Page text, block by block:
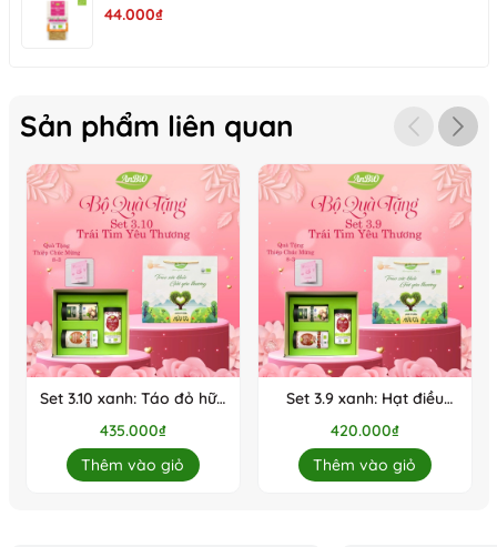
44.000₫
Sản phẩm liên quan
Set 3.10 xanh: Táo đỏ hữu
rang muối không vỏ hữu
cơ
435.000₫
Thêm vào giỏ
Set 3.9 xanh: Hạt điều
Táo đỏ hữu cơ, Macca
mộc
420.000₫
Thêm vào giỏ